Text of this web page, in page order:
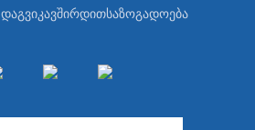
დაგვიკავშირდითსაზოგადოება